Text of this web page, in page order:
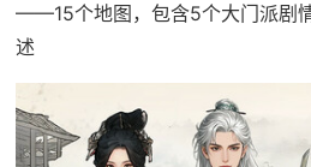
——15个地图，包含5个大门派剧
述